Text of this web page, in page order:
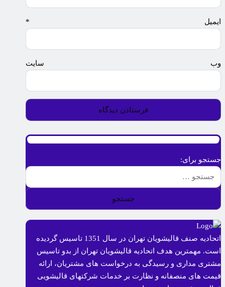
ایمیل *
وب‌ سایت
جستجو برای:
اتحادیه صنف قالیشویان تهران در سال 1351 تاسیس گردیده
است. مهمترین هدف اتحادیه قالیشویان تهران از بدو تاسیس
مشتری مداری و رسیدگی به درخواست های مشتریان، ارائه
قیمت های منصفانه و نظارت بر خدمات شرکتهای قالیشویی